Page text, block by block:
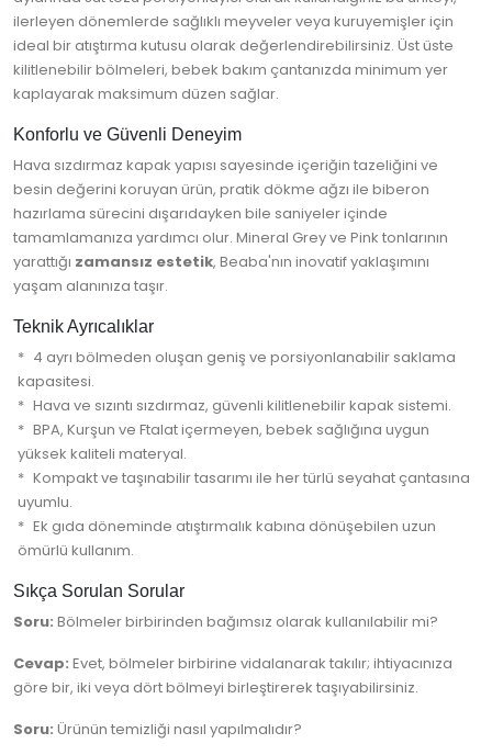
ilerleyen dönemlerde sağlıklı meyveler veya kuruyemişler için
ideal bir atıştırma kutusu olarak değerlendirebilirsiniz. Üst üste
kilitlenebilir bölmeleri, bebek bakım çantanızda minimum yer
kaplayarak maksimum düzen sağlar.
Konforlu ve Güvenli Deneyim
Hava sızdırmaz kapak yapısı sayesinde içeriğin tazeliğini ve
besin değerini koruyan ürün, pratik dökme ağzı ile biberon
hazırlama sürecini dışarıdayken bile saniyeler içinde
tamamlamanıza yardımcı olur. Mineral Grey ve Pink tonlarının
yarattığı zamansız estetik, Beaba'nın inovatif yaklaşımını
yaşam alanınıza taşır.
Teknik Ayrıcalıklar
4 ayrı bölmeden oluşan geniş ve porsiyonlanabilir saklama
kapasitesi.
Hava ve sızıntı sızdırmaz, güvenli kilitlenebilir kapak sistemi.
BPA, Kurşun ve Ftalat içermeyen, bebek sağlığına uygun
yüksek kaliteli materyal.
Kompakt ve taşınabilir tasarımı ile her türlü seyahat çantasına
uyumlu.
Ek gıda döneminde atıştırmalık kabına dönüşebilen uzun
ömürlü kullanım.
Sıkça Sorulan Sorular
Soru: Bölmeler birbirinden bağımsız olarak kullanılabilir mi?
Cevap: Evet, bölmeler birbirine vidalanarak takılır; ihtiyacınıza
göre bir, iki veya dört bölmeyi birleştirerek taşıyabilirsiniz.
Soru: Ürünün temizliği nasıl yapılmalıdır?